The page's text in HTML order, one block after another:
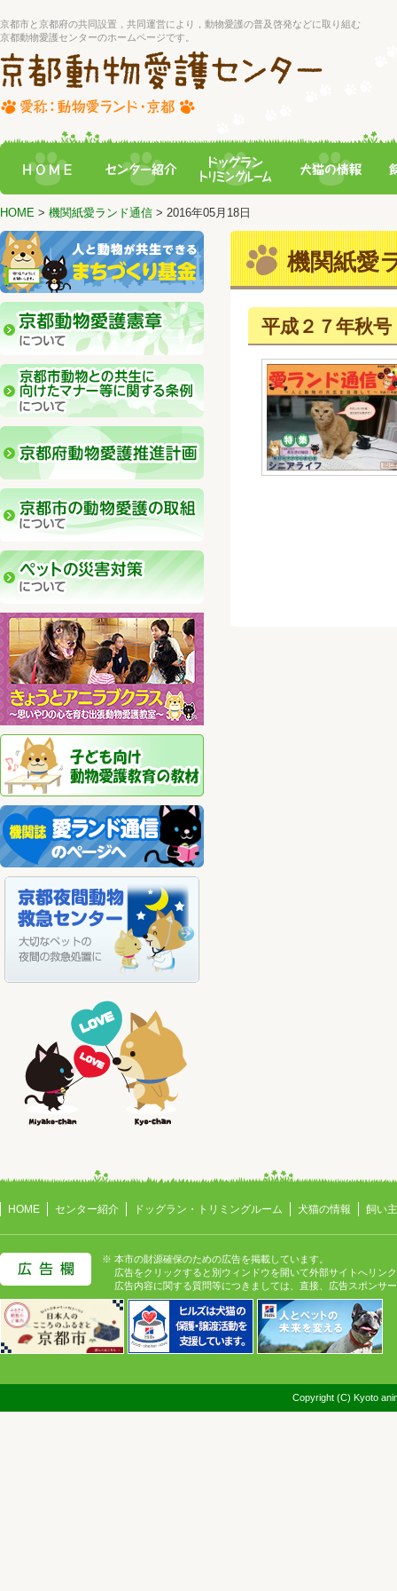
京都市と京都府の共同設置，共同運営により，動物愛護の普及啓発などに取り組む
京都動物愛護センターのホームページです。
HOME > 機関紙愛ランド通信 > 2016年05月18日
機関紙愛
平成２７年秋
HOME センター紹介 ドッグラン・トリミングルーム 犬猫の情報 飼い
※ 本市の財源確保のための広告を掲載しています。
広告をクリックすると別ウィンドウを開いて外部サイトへリン
広告内容に関する質問等につきましては、直接、広告スポンサ
Copyright (C) Kyoto